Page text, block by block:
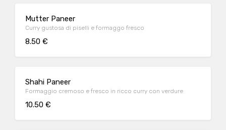
Mutter Paneer
Curry gustosa di piselli e formaggo fresco
8.50 €
Shahi Paneer
Formaggio cremoso e fresco in ricco curry con verdure
10.50 €